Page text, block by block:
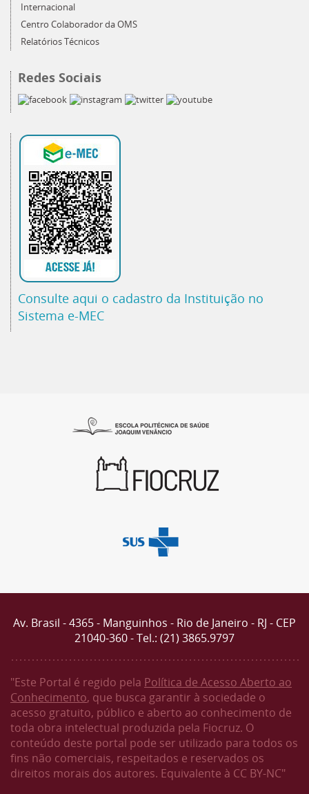
Internacional
Centro Colaborador da OMS
Relatórios Técnicos
Redes Sociais
Consulte aqui o cadastro da Instituição no
Sistema e-MEC
Av. Brasil - 4365 - Manguinhos - Rio de Janeiro - RJ - CEP
21040-360 - Tel.: (21) 3865.9797
"Este Portal é regido pela Política de Acesso Aberto ao
Conhecimento, que busca garantir à sociedade o
acesso gratuito, público e aberto ao conhecimento de
toda obra intelectual produzida pela Fiocruz. O
conteúdo deste portal pode ser utilizado para todos os
fins não comerciais, respeitados e reservados os
direitos morais dos autores. Equivalente à CC BY-NC"